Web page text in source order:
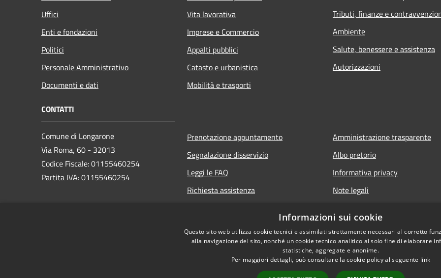
Uffici
Enti e fondazioni
Politici
Personale Amministrativo
Documenti e dati
Vita lavorativa
Imprese e Commercio
Appalti pubblici
Catasto e urbanistica
Mobilità e trasporti
Tributi, finanze e
Ambiente
Salute, benessere e assistenza
Autorizzazioni
CONTATTI
Comune di Longarone
Via Roma, 60 - 32013
Codice Fiscale: 01155460254
Partita IVA: 01155460254
Prenotazione appuntamento
Segnalazione disservizio
Leggi le FAQ
Richiesta assistenza
Amministrazione trasparente
Albo pretorio
Informativa privacy
Note legali
Informazioni sui cookie
Questo sito web utilizza cookie tecnici e assimilati strettamente necessari al corretto
alla navigazione del sito, nonché un cookie tecnico analitico al solo fine di elaborare
statistiche, aggregate e anonime.
Per maggiori dettagli, può consultare la cookie policy al seguente link